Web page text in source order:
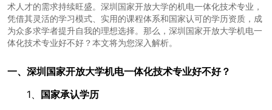
术人才的需求持续旺盛。深圳国家开放大学的机电一体化技术专业，
凭借其灵活的学习模式、实用的课程体系和国家认可的学历资质，成
为众多求学者提升自我的理想选择。那么，深圳国家开放大学机电一
体化技术专业好不好？本文将为您深入解析。
一、深圳国家开放大学机电一体化技术专业好不好？
1、 国家承认学历